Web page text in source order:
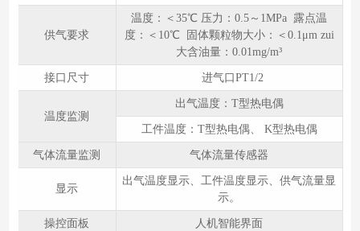
供气要求
温度：＜35℃ 压力：0.5～1MPa 露点温
度：＜10℃ 固体颗粒物大小：＜0.1μm zui
大含油量：0.01mg/m³
接口尺寸 进气口PT1/2
温度监测
出气温度：T型热电偶
工件温度：T型热电偶、 K型热电偶
气体流量监测 气体流量传感器
显示
出气温度显示、工件温度显示、供气流量显
示。
操控面板 人机智能界面